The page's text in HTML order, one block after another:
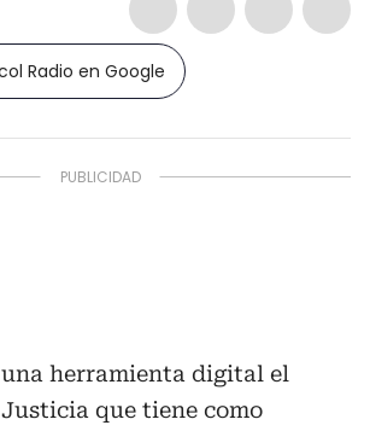
Radio en Google
una herramienta digital el
que tiene como